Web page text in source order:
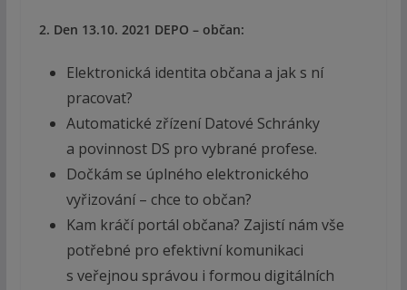
2. Den 13.10. 2021 DEPO – občan:
Elektronická identita občana a jak s ní
pracovat?
Automatické zřízení Datové Schránky
a povinnost DS pro vybrané profese.
Dočkám se úplného elektronického
vyřizování – chce to občan?
Kam kráčí portál občana? Zajistí nám vše
potřebné pro efektivní komunikaci
s veřejnou správou i formou digitálních